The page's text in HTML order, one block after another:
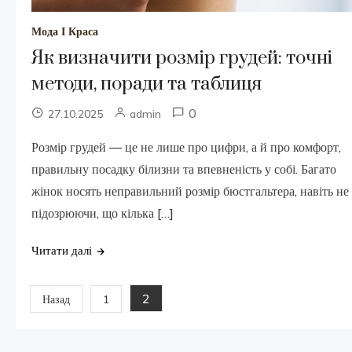
Мода І Краса
Як визначити розмір грудей: точні
методи, поради та таблиця
27.10.2025 admin 0
Розмір грудей — це не лише про цифри, а й про комфорт,
правильну посадку білизни та впевненість у собі. Багато
жінок носять неправильний розмір бюстгальтера, навіть не
підозрюючи, що кілька […]
Читати далі
Пагінація
Назад 1 2